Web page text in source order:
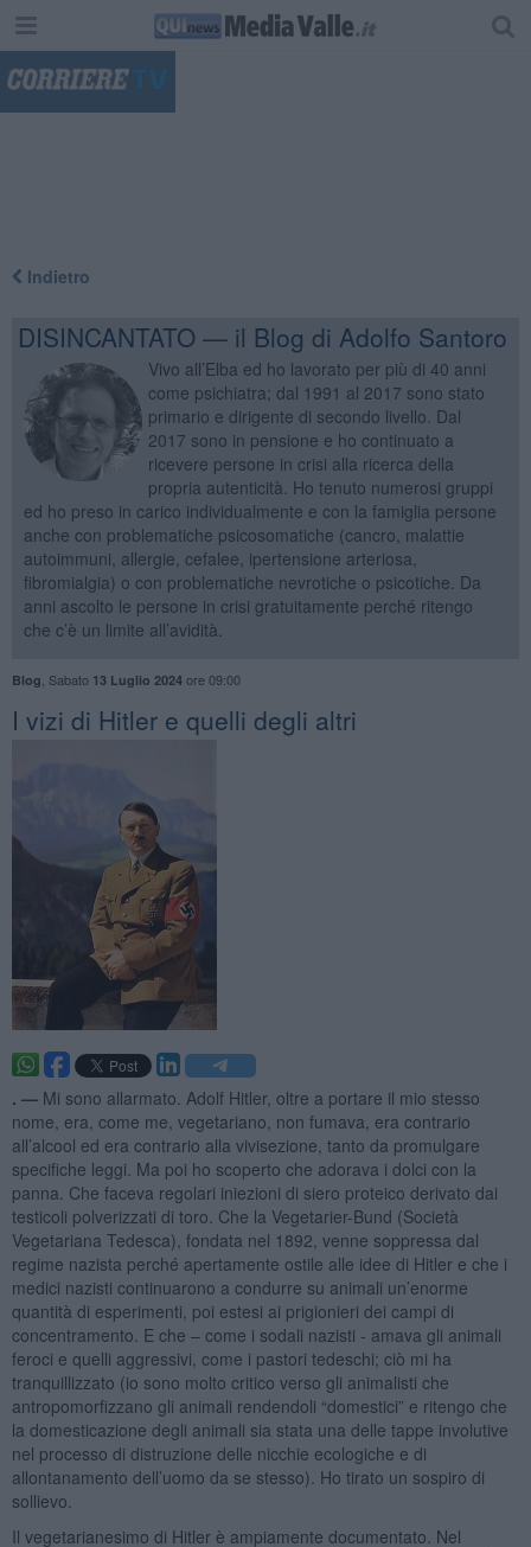
Indietro
DISINCANTATO — il Blog di Adolfo Santoro
Vivo all’Elba ed ho lavorato per più di 40 anni
come psichiatra; dal 1991 al 2017 sono stato
primario e dirigente di secondo livello. Dal
2017 sono in pensione e ho continuato a
ricevere persone in crisi alla ricerca della
propria autenticità. Ho tenuto numerosi gruppi
ed ho preso in carico individualmente e con la famiglia persone
anche con problematiche psicosomatiche (cancro, malattie
autoimmuni, allergie, cefalee, ipertensione arteriosa,
fibromialgia) o con problematiche nevrotiche o psicotiche. Da
anni ascolto le persone in crisi gratuitamente perché ritengo
che c’è un limite all’avidità.
Blog Sabato 13 Luglio 2024ore 09:00
​I vizi di Hitler e quelli degli altri
. — Mi sono allarmato. Adolf Hitler, oltre a portare il mio stesso
nome, era, come me, vegetariano, non fumava, era contrario
all’alcool ed era contrario alla vivisezione, tanto da promulgare
specifiche leggi. Ma poi ho scoperto che adorava i dolci con la
panna. Che faceva regolari iniezioni di siero proteico derivato dai
testicoli polverizzati di toro. Che la Vegetarier-Bund (Società
Vegetariana Tedesca), fondata nel 1892, venne soppressa dal
regime nazista perché apertamente ostile alle idee di Hitler e che i
medici nazisti continuarono a condurre su animali un’enorme
quantità di esperimenti, poi estesi ai prigionieri dei campi di
concentramento. E che – come i sodali nazisti - amava gli animali
feroci e quelli aggressivi, come i pastori tedeschi; ciò mi ha
tranquillizzato (io sono molto critico verso gli animalisti che
antropomorfizzano gli animali rendendoli “domestici” e ritengo che
la domesticazione degli animali sia stata una delle tappe involutive
nel processo di distruzione delle nicchie ecologiche e di
allontanamento dell’uomo da se stesso). Ho tirato un sospiro di
sollievo.
Il vegetarianesimo di Hitler è ampiamente documentato. Nel